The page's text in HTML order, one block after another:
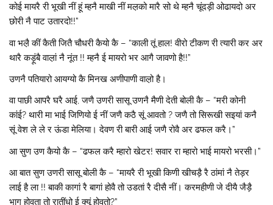
कोई मायरै री भूखी नीं हूं म्हनै माखी नीं मल़को मारै सो थे म्हनै चूंदड़ी ओढायदो अर
छोरी नै पाट उतारदो!!”
वा भलै़ कीं कैती जितै चौधरी कैयो कै – “काली तूं हाल! वीरो टीकण री त्यारी कर अर
थारै कड़ूंबै वाल़ां नै नूंत !! म्हनै ई मायरो भर आगै जावणो है!!”
उणनै पतियारो आयग्यो कै मिनख अणीपाणी वाल़ो है।
वा पाछी आपरै घरै आई, जणै उणरी सासू उणनै मैणी देती बोली कै – “मरी कोनी
कांई? थारी मा भाई जिणियो ई नीं जणै कठै सूं आवतो ? जणै तो सिरूखी सइयां कनै
सूं वेश ले ले र ऊंडा मेलिया। देवण री बारी आई जणै रोवै अर ढफल करै।”
आ सुण उण कैयो कै – “ढफल करै म्हारो खेटर! सवार रा म्हारो भाई मायरो भरसी।”
आ बात सुण उणरी सासू बोली कै – “मायरै री भूखी किणी खीचड़ै रै ठांमां नै तेड़र
लाई है ला !! बाकी कागां रै बागां होवै तो उडतां रै दीसै नीं। करमहीणी जे दीयै जैड़ै
भाग होवता तो रातींधो ई क्यूं होवतो?”